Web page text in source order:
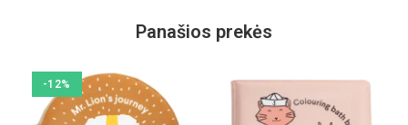
Panašios prekės
-12%